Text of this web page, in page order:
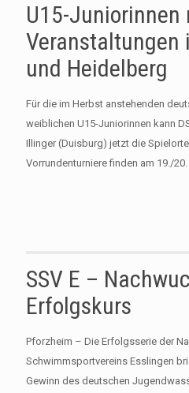
U15-Juniorinnen
Veranstaltungen
und Heidelberg
Für die im Herbst anstehenden
weiblichen U15-Juniorinnen kann
Illinger (Duisburg) jetzt die
Vorrundenturniere finden am 19./
SSV E –
Erfolgskurs
Pforzheim – Die Erfolgsserie der
Schwimmsportvereins Esslingen
Gewinn des deutschen